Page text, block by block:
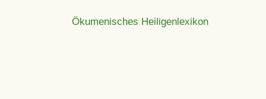
Ökumenisches Heiligenlexikon